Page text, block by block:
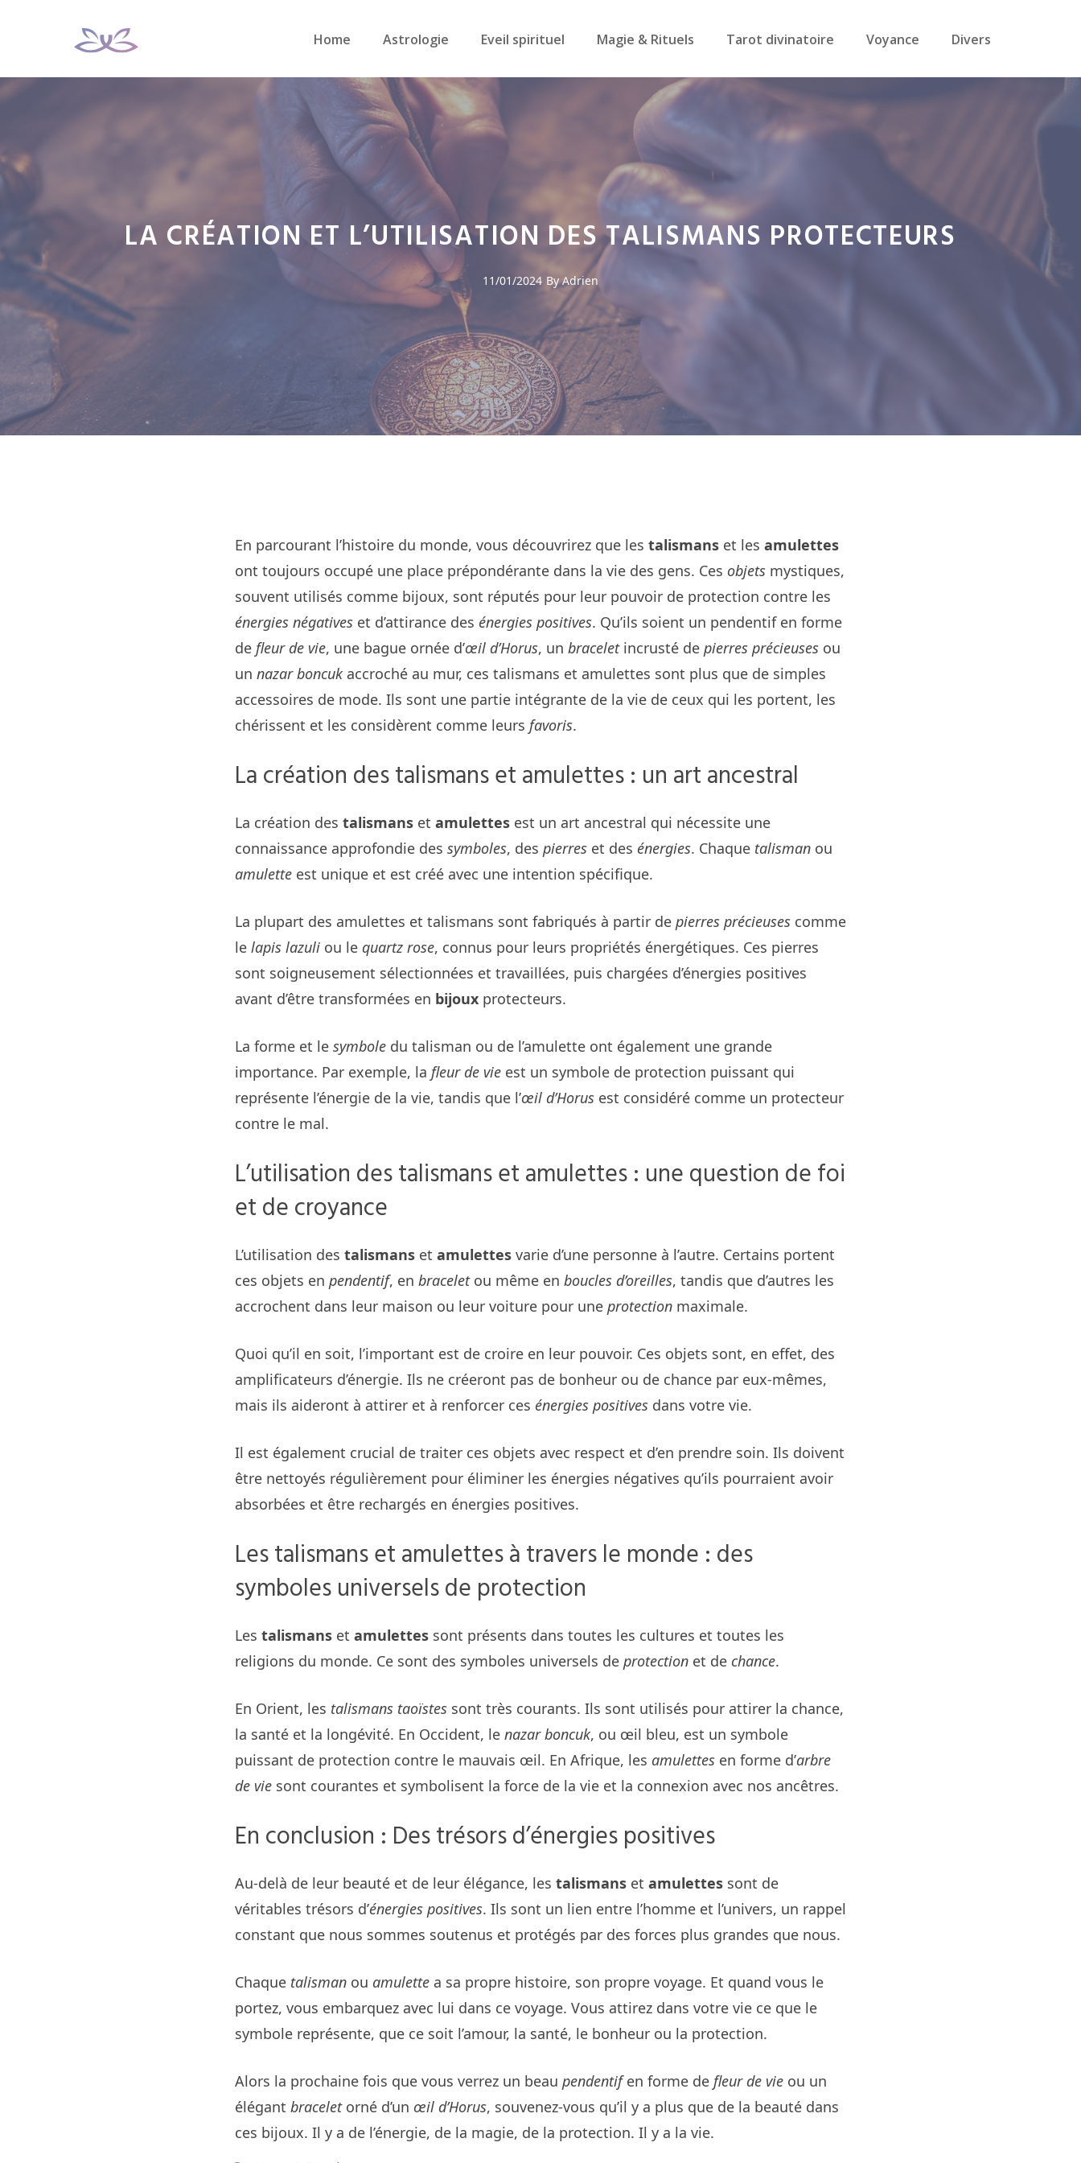
Home Astrologie Eveil spirituel Magie & Rituels Tarot divinatoire Voyance Divers
LA CRÉATION ET L’UTILISATION DES TALISMANS PROTECTEURS
11/01/2024 By Adrien
En parcourant l’histoire du monde, vous découvrirez que les talismans et les amulettes
ont toujours occupé une place prépondérante dans la vie des gens. Ces objets mystiques,
souvent utilisés comme bijoux, sont réputés pour leur pouvoir de protection contre les
énergies négatives et d’attirance des énergies positives. Qu’ils soient un pendentif en forme
de fleur de vie, une bague ornée d’œil d’Horus, un braceletincrusté de pierres précieuses ou
un nazar boncuk accroché au mur, ces talismans et amulettes sont plus que de simples
accessoires de mode. Ils sont une partie intégrante de la vie de ceux qui les portent, les
chérissent et les considèrent comme leurs favoris.
La création des talismans et amulettes : un art ancestral
La création des talismans et amulettes est un art ancestral qui nécessite une
connaissance approfondie des symboles, des pierres et des énergies. Chaque talisman ou
amulette est unique et est créé avec une intention spécifique.
La plupart des amulettes et talismans sont fabriqués à partir de pierres précieuses comme
le lapis lazuli ou le quartz rose, connus pour leurs propriétés énergétiques. Ces pierres
sont soigneusement sélectionnées et travaillées, puis chargées d’énergies positives
avant d’être transformées en bijoux protecteurs.
La forme et le symbole du talisman ou de l’amulette ont également une grande
importance. Par exemple, la fleur de vie est un symbole de protection puissant qui
représente l’énergie de la vie, tandis que l’œil d’Horus est considéré comme un protecteur
contre le mal.
L’utilisation des talismans et amulettes : une question de foi
et de croyance
L’utilisation des talismans et amulettes varie d’une personne à l’autre. Certains portent
ces objets en pendentif, en braceletou même en boucles d’oreilles, tandis que d’autres les
accrochent dans leur maison ou leur voiture pour une protection maximale.
Quoi qu’il en soit, l’important est de croire en leur pouvoir. Ces objets sont, en effet, des
amplificateurs d’énergie. Ils ne créeront pas de bonheur ou de chance par eux-mêmes,
mais ils aideront à attirer et à renforcer ces énergies positives dans votre vie.
Il est également crucial de traiter ces objets avec respect et d’en prendre soin. Ils doivent
être nettoyés régulièrement pour éliminer les énergies négatives qu’ils pourraient avoir
absorbées et être rechargés en énergies positives.
Les talismans et amulettes à travers le monde : des
symboles universels de protection
Les talismans et amulettes sont présents dans toutes les cultures et toutes les
religions du monde. Ce sont des symboles universels de protection et de chance.
En Orient, les talismans taoïstes sont très courants. Ils sont utilisés pour attirer la chance,
la santé et la longévité. En Occident, le nazar boncuk, ou œil bleu, est un symbole
puissant de protection contre le mauvais œil. En Afrique, les amulettes en forme d’arbre
de vie sont courantes et symbolisent la force de la vie et la connexion avec nos ancêtres.
En conclusion : Des trésors d’énergies positives
Au-delà de leur beauté et de leur élégance, les talismans et amulettes sont de
véritables trésors d’énergies positives. Ils sont un lien entre l’homme et l’univers, un rappel
constant que nous sommes soutenus et protégés par des forces plus grandes que nous.
Chaque talisman ou amulette a sa propre histoire, son propre voyage. Et quand vous le
portez, vous embarquez avec lui dans ce voyage. Vous attirez dans votre vie ce que le
symbole représente, que ce soit l’amour, la santé, le bonheur ou la protection.
Alors la prochaine fois que vous verrez un beau pendentifen forme de fleur de vie ou un
élégant braceletorné d’un œil d’Horus, souvenez-vous qu’il y a plus que de la beauté dans
ces bijoux. Il y a de l’énergie, de la magie, de la protection. Il y a la vie.